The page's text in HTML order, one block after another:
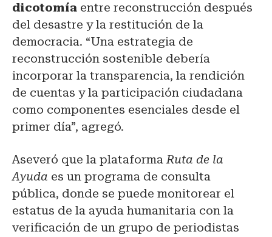
dicotomía entre reconstrucción después
del desastre y la restitución de la
democracia. “Una estrategia de
reconstrucción sostenible debería
incorporar la transparencia, la rendición
de cuentas y la participación ciudadana
como componentes esenciales desde el
primer día”, agregó.
Aseveró que la plataformaRuta de la
Ayuda es un programa de consulta
pública, donde se puede monitorear el
estatus de la ayuda humanitaria con la
verificación de un grupo de periodistas